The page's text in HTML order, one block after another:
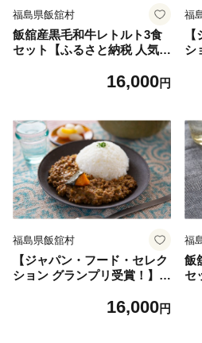
福島県飯舘村
飯舘産黒毛和牛レトルト3食
セット【ふるさと納税 人気
レー ビーフカレー キーマカ
菜 福島 飯舘村 復興】 ITTAH
012
16,000円
福
シ
ャ
ち
レ
飯
セ
福島県飯舘村
【ジャパン・フード・セレク
ション グランプリ受賞！】飯
ット【ふるさと納税 人気 お
16,000円
福
飯
セ